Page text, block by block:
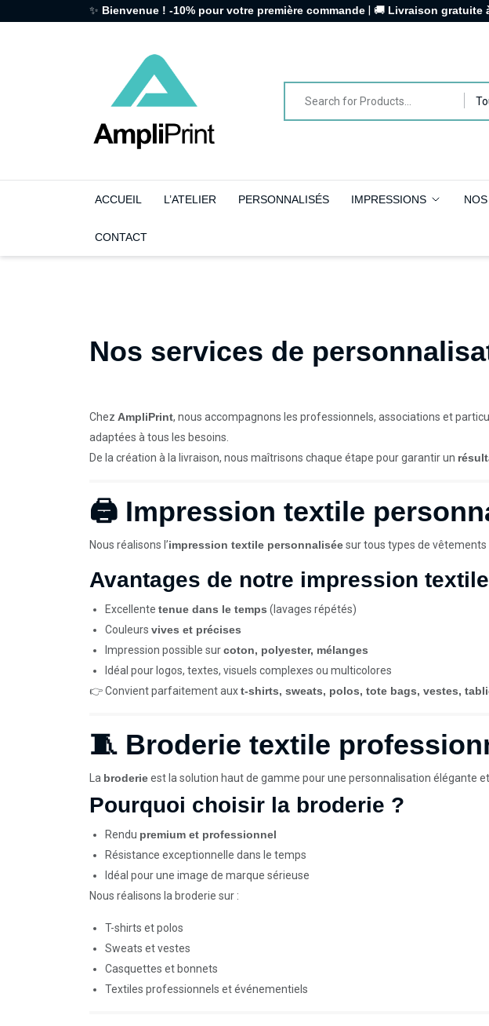
✨ Bienvenue ! -10% pour votre première commande | 🚚 Livraison gratuite
ACCUEIL L’ATELIER PERSONNALISÉS IMPRESSIONS
CONTACT
Nos services de
Chez AmpliPrint, nous accompagnons les professionnels, associations et
adaptées à tous les besoins.
De la création à la livraison, nous maîtrisons chaque étape pour garantir un
🖨️ Impression textile
Nous réalisons l’impression textile personnaliséesur tous types de
Avantages de notre impression
Excellente tenue dans le temps (lavages répétés)
Couleurs vives et précises
Impression possible surcoton, polyester, mélanges
Idéal pour logos, textes, visuels complexes ou multicolores
👉 Convient parfaitement auxt-shirts, sweats, polos, tote bags, vestes,
🧵 Broderie textile
La broderieest la solution haut de gamme pour une personnalisation élégante et
Pourquoi choisir la broderie ?
Rendu premium et professionnel
Résistance exceptionnelle dans le temps
Idéal pour une image de marque sérieuse
Nous réalisons la broderie sur :
T-shirts et polos
Sweats et vestes
Casquettes et bonnets
Textiles professionnels et événementiels